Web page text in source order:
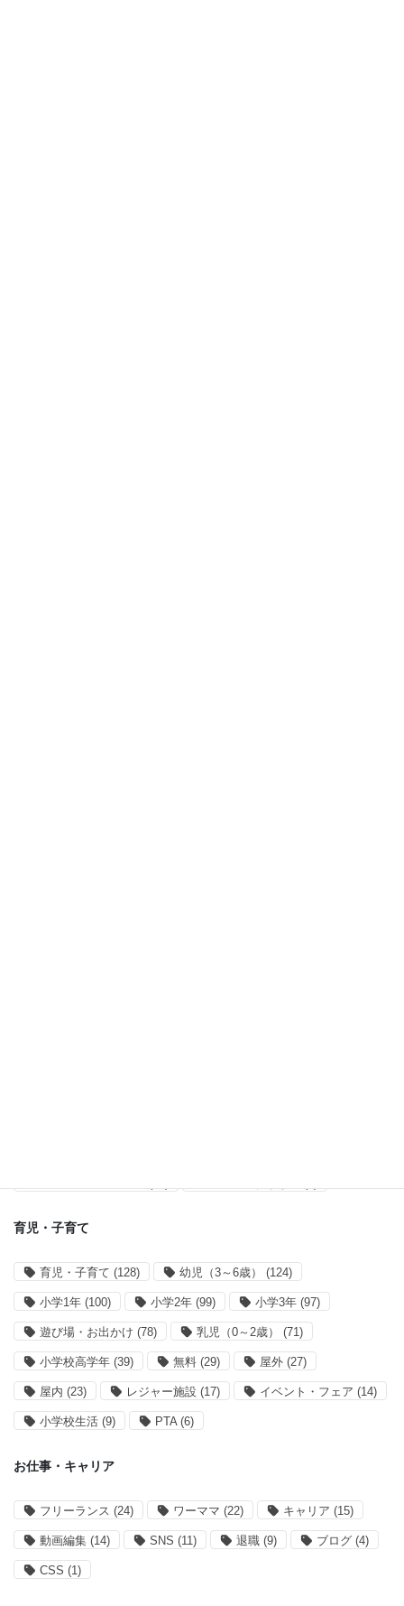
育児・子育て
育児・子育て (128) 幼児（3～6歳） (124)
小学1年 (100) 小学2年 (99) 小学3年 (97)
遊び場・お出かけ (78) 乳児（0～2歳） (71)
小学校高学年 (39) 無料 (29) 屋外 (27)
屋内 (23) レジャー施設 (17) イベント・フェア (14)
小学校生活 (9) PTA (6)
お仕事・キャリア
フリーランス (24) ワーママ (22) キャリア (15)
動画編集 (14) SNS (11) 退職 (9) ブログ (4)
CSS (1)